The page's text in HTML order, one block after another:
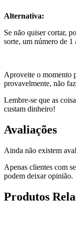
Alternativa:
Se não quiser cortar,
sorte, um número de 1
Aproveite o momento
provavelmente, não
Lembre-se que as
custam dinheiro!
Avaliações
Ainda não existem
Apenas clientes com
podem deixar opinião.
Produtos